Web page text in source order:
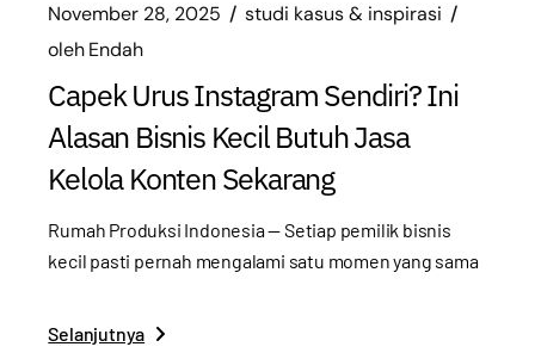
November 28, 2025
studi kasus & inspirasi
olehEndah
Capek Urus Instagram Sendiri? Ini
Alasan Bisnis Kecil Butuh Jasa
Kelola Konten Sekarang
Rumah Produksi Indonesia — Setiap pemilik bisnis
kecil pasti pernah mengalami satu momen yang sama
Selanjutnya